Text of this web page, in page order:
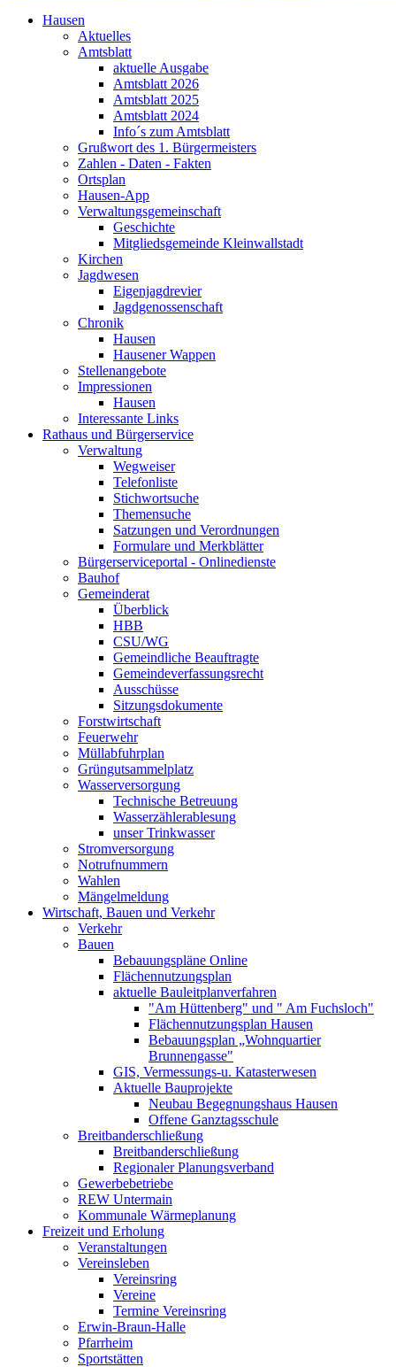
Hausen
Aktuelles
Amtsblatt
aktuelle Ausgabe
Amtsblatt 2026
Amtsblatt 2025
Amtsblatt 2024
Info´s zum Amtsblatt
Grußwort des 1. Bürgermeisters
Zahlen - Daten - Fakten
Ortsplan
Hausen-App
Verwaltungsgemeinschaft
Geschichte
Mitgliedsgemeinde Kleinwallstadt
Kirchen
Jagdwesen
Eigenjagdrevier
Jagdgenossenschaft
Chronik
Hausen
Hausener Wappen
Stellenangebote
Impressionen
Hausen
Interessante Links
Rathaus und Bürgerservice
Verwaltung
Wegweiser
Telefonliste
Stichwortsuche
Themensuche
Satzungen und Verordnungen
Formulare und Merkblätter
Bürgerserviceportal - Onlinedienste
Bauhof
Gemeinderat
Überblick
HBB
CSU/WG
Gemeindliche Beauftragte
Gemeindeverfassungsrecht
Ausschüsse
Sitzungsdokumente
Forstwirtschaft
Feuerwehr
Müllabfuhrplan
Grüngutsammelplatz
Wasserversorgung
Technische Betreuung
Wasserzählerablesung
unser Trinkwasser
Stromversorgung
Notrufnummern
Wahlen
Mängelmeldung
Wirtschaft, Bauen und Verkehr
Verkehr
Bauen
Bebauungspläne Online
Flächennutzungsplan
aktuelle Bauleitplanverfahren
"Am Hüttenberg" und " Am Fuchsloch"
Flächennutzungsplan Hausen
Bebauungsplan „Wohnquartier
Brunnengasse"
GIS, Vermessungs-u. Katasterwesen
Aktuelle Bauprojekte
Neubau Begegnungshaus Hausen
Offene Ganztagsschule
Breitbanderschließung
Breitbanderschließung
Regionaler Planungsverband
Gewerbebetriebe
REW Untermain
Kommunale Wärmeplanung
Freizeit und Erholung
Veranstaltungen
Vereinsleben
Vereinsring
Vereine
Termine Vereinsring
Erwin-Braun-Halle
Pfarrheim
Sportstätten